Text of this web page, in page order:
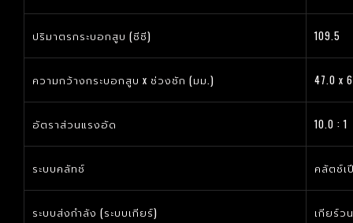
ปริมาตรกระบอกสูบ (ซีซี) 109.5
ความกว้างกระบอกสูบ x ช่วงชัก (มม.) 47.0 x
อัตราส่วนแรงอัด 10.0 : 1
ระบบคลัทช์ คลัตช์
ระบบส่งกำลัง (ระบบเกียร์) เกียร์ว